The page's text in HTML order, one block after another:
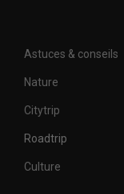
Astuces & conseils
Nature
Citytrip
Roadtrip
Culture